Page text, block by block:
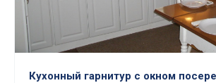
Кухонный гарнитур с окном